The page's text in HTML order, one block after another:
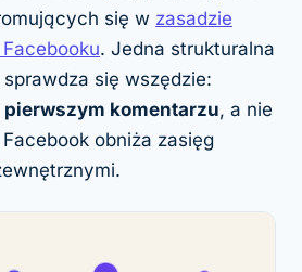
się w zasadzie
. Jedna strukturalna
się wszędzie:
pierwszym komentarzu, a nie
obniża zasięg